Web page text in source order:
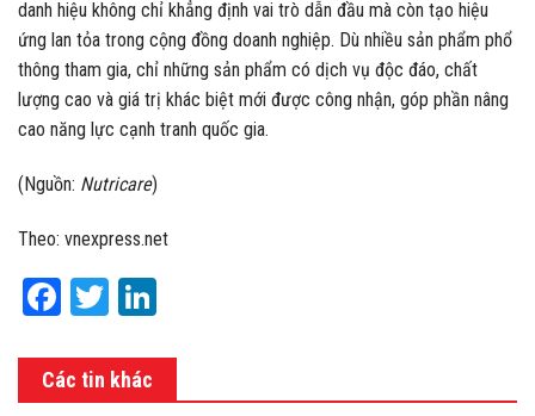
danh hiệu không chỉ khẳng định vai trò dẫn đầu mà còn tạo hiệu
ứng lan tỏa trong cộng đồng doanh nghiệp. Dù nhiều sản phẩm phổ
thông tham gia, chỉ những sản phẩm có dịch vụ độc đáo, chất
lượng cao và giá trị khác biệt mới được công nhận, góp phần nâng
cao năng lực cạnh tranh quốc gia.
(Nguồn: Nutricare)
Theo: vnexpress.net
Facebook
Twitter
Các tin khác